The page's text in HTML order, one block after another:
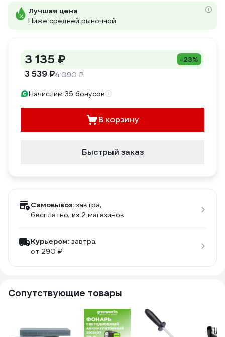
Лучшая цена
Ниже средней рыночной
3 135 ₽ -23%
3 539 ₽4 090 ₽
Начислим 35 бонусов
В корзину
Быстрый заказ
Самовывоз: завтра,
бесплатно, из 2 магазинов
Курьером: завтра,
от 290 ₽
Сопутствующие товары